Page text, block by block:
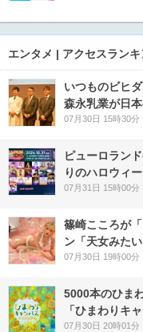
エンタメ | アクセスランキ
いつものビヒ
森永乳業が日
07月30日 15時30分
ピューロラン
りのハロウィ
07月31日 15時00分
篠崎こころが
ン「天女みた
07月30日 19時00分
5000本のひま
「ひまわりキ
07月30日 20時01分